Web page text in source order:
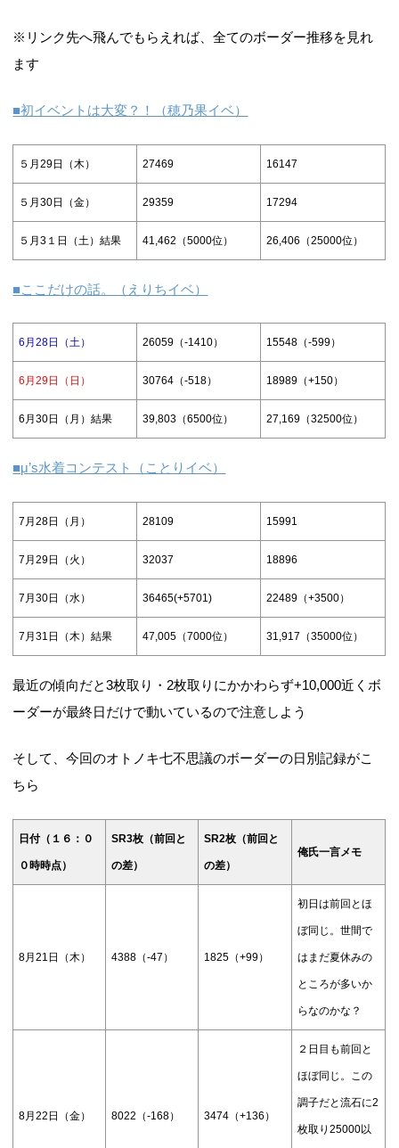
※リンク先へ飛んでもらえれば、全てのボーダー推移を見れ
ます
■初イベントは大変？！（穂乃果イベ）
５月29日（木） 27469 16147
５月30日（金） 29359 17294
５月3１日（土）結果 41,462（5000位） 26,406（25000位）
■ここだけの話。（えりちイベ）
6月28日（土） 26059（-1410） 15548（-599）
6月29日（日） 30764（-518） 18989（+150）
6月30日（月）結果 39,803（6500位） 27,169（32500位）
■μ’s水着コンテスト（ことりイベ）
7月28日（月） 28109 15991
7月29日（火） 32037 18896
7月30日（水） 36465(+5701) 22489（+3500）
7月31日（木）結果 47,005（7000位） 31,917（35000位）
最近の傾向だと3枚取り・2枚取りにかかわらず+10,000近くボ
ーダーが最終日だけで動いているので注意しよう
そして、今回のオトノキ七不思議のボーダーの日別記録がこ
ちら
日付（１６：０
０時時点）
SR3枚（前回と
の差）
SR2枚（前回と
の差）
俺氏一言メモ
8月21日（木） 4388（-47） 1825（+99）
初日は前回とほ
ぼ同じ。世間で
はまだ夏休みの
ところが多いか
らなのかな？
8月22日（金） 8022（-168） 3474（+136）
２日目も前回と
ほぼ同じ。この
調子だと流石に2
枚取り25000以